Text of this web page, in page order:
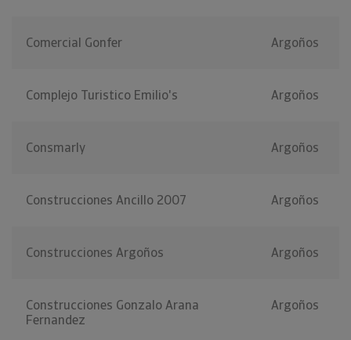
Comercial Gonfer Argoños
Complejo Turistico Emilio's Argoños
Consmarly Argoños
Construcciones Ancillo 2007 Argoños
Construcciones Argoños Argoños
Construcciones Gonzalo Arana
Fernandez
Argoños